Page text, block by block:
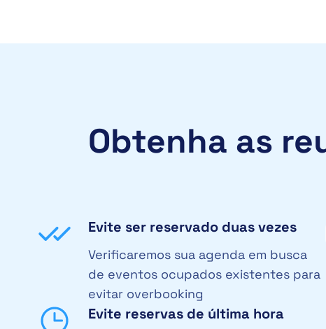
Obtenha as
Evite ser reservado duas vezes
Verificaremos sua agenda em busca
de eventos ocupados existentes para
evitar overbooking
Evite reservas de última hora